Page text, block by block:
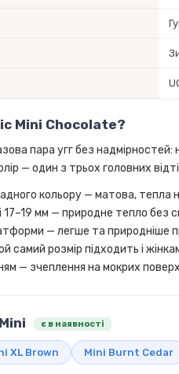
Mini Chocolate?
пара угг без надмірностей:
— один з трьох головних
кольору — матова, тепла
17–19 мм — природне тепло без
— легше та природніше
самий розмір підходить і
— зчеплення на мокрих
є в наявності
XL Brown Mini Burnt Cedar